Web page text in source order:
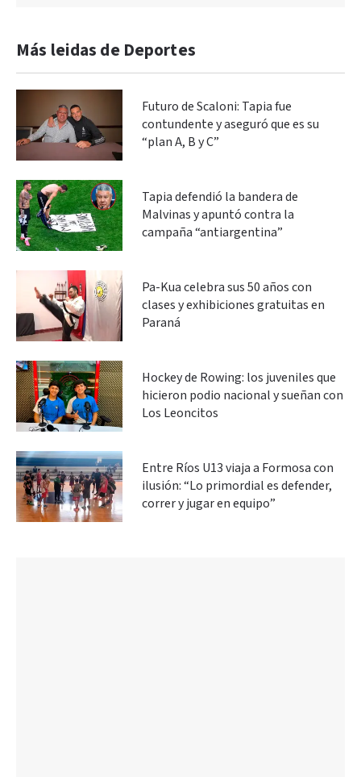
Más leidas de Deportes
Futuro de Scaloni: Tapia fue
contundente y aseguró que es su
“plan A, B y C”
Tapia defendió la bandera de
Malvinas y apuntó contra la
campaña “antiargentina”
Pa-Kua celebra sus 50 años con
clases y exhibiciones gratuitas en
Paraná
Hockey de Rowing: los juveniles que
hicieron podio nacional y sueñan con
Los Leoncitos
Entre Ríos U13 viaja a Formosa con
ilusión: “Lo primordial es defender,
correr y jugar en equipo”